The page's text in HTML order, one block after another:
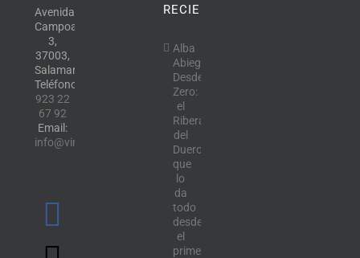
Avenida
Campoamor,
3,
37003,
Salamanca.
Teléfono:
923 22
67 92
Email:
info@vinotecalavendimia.es
RECIENTE
Alba
Abiega
Desde
Zero:
el
Ribera
del
Duero
que
lo
da
todo
desde
el
primer